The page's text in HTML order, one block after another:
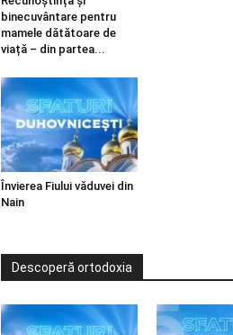
binecuvântare pentru
mamele dătătoare de
viață – din partea...
Învierea Fiului văduvei din
Nain
Descoperă ortodoxia